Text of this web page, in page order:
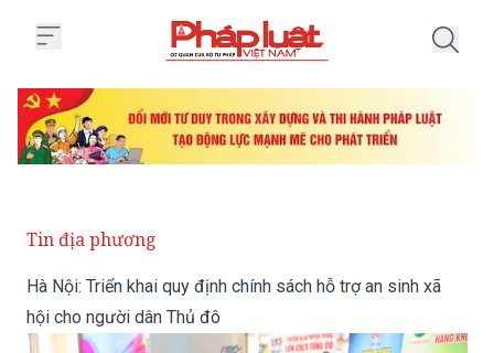
Tin địa phương
Hà Nội: Triển khai quy định chính sách hỗ trợ an sinh xã
hội cho người dân Thủ đô